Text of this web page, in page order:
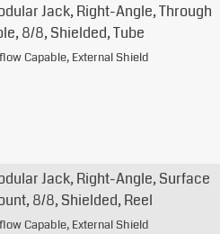
Jack, Right-Angle, Through
8/8, Shielded, Tube
Capable, External Shield
Jack, Right-Angle, Surface
8/8, Shielded, Reel
Capable, External Shield